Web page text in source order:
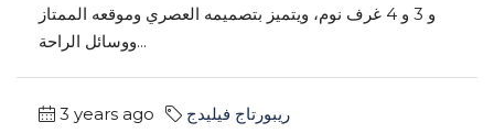
و 3 و 4 غرف نوم، ويتميز بتصميمه العصري وموقعه الممتاز
ووسائل الراحة...
3 years ago ريبورتاج فيليدج